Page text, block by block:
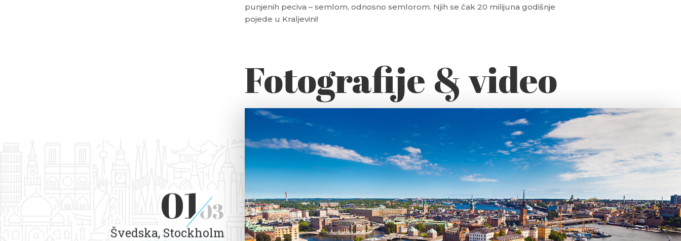
punjenih peciva – semlom, odnosno semlorom. Njih se čak 20 milijuna godišnje
pojede u Kraljevini!
Fotografije & video
0103
Švedska, Stockholm